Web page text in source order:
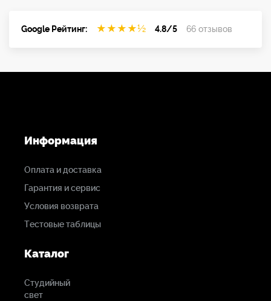
Google Рейтинг: ★ ★ ★ ★½ 4.8/5 66 отзывов
Информация
Оплата и доставка
Гарантия и сервис
Условия возврата
Тестовые таблицы
Каталог
Студийный
свет